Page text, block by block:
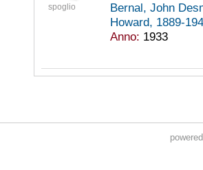
spoglio
Bernal, John
Howard, 1889-
Anno: 1933